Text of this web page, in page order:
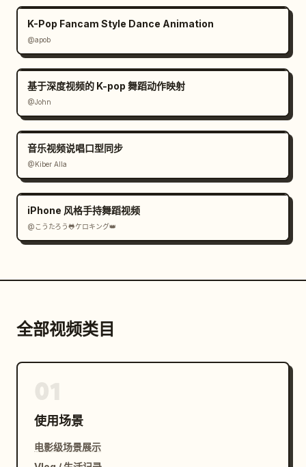
K-Pop Fancam Style Dance Animation
@apob
基于深度视频的 K-pop 舞蹈动作映射
@John
音乐视频说唱口型同步
@Kiber Alla
iPhone 风格手持舞蹈视频
@こうたろう🐸ケロキング👑
全部视频类目
使用场景
电影级场景展示